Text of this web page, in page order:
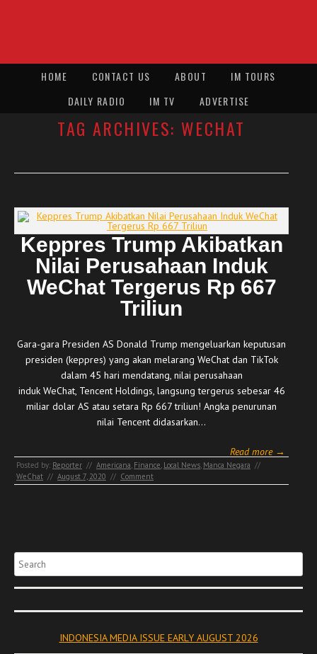
HOME CONTACT US ABOUT
IM TOURS
DAILY RADIO
IM TV ADVERTISE
TAG ARCHIVES: WECHAT
Keppres Trump Akibatkan
Nilai Perusahaan Induk
WeChat Tergerus Rp 667
Triliun
Gara-gara Presiden AS Donald Trump mengeluarkan keputusan
presiden (keppres) yang akan melarang WeChat dan TikTok
dalam 45 hari mendatang, nilai perusahaan
induk WeChat, Tencent Holdings, langsung tergerus sebesar 46
miliar dolar AS atau setara Rp 667 triliun! Angka penurunan
nilai Tencent didasarkan…
Read more →
Posted by: Reporter // Americana, Finance, Local News, Manca Negara //
WeChat // August 7, 2020 // Comment
Search
INDONESIA MEDIA ISSUE EARLY AUGUST 2026